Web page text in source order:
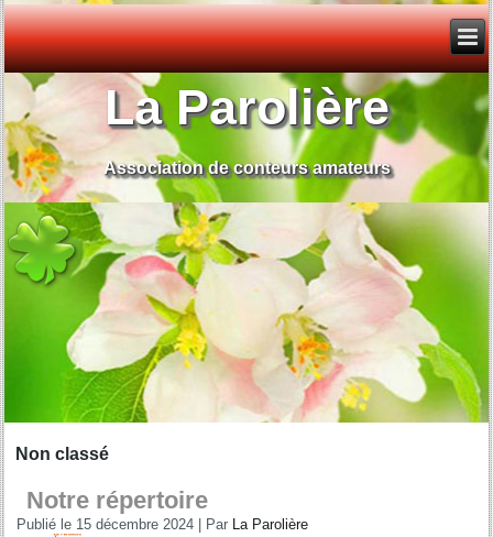
La Parolière
Association de conteurs amateurs
Non classé
Notre répertoire
Publié le 15 décembre 2024 Par La Parolière